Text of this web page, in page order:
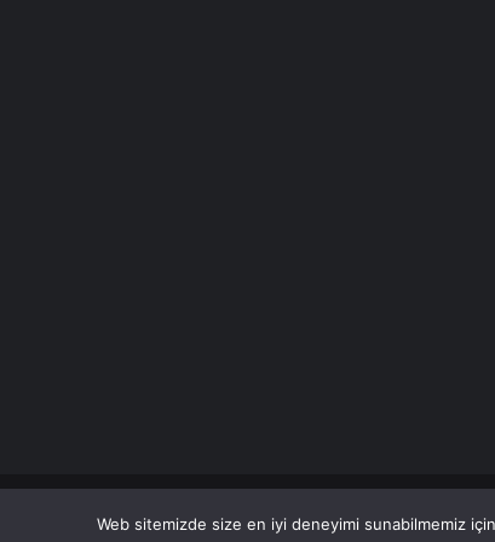
© Copyright 2026 Her Hakkı Saklıdır. Son Dakika
Web sitemizde size en iyi deneyimi sunabilmemiz